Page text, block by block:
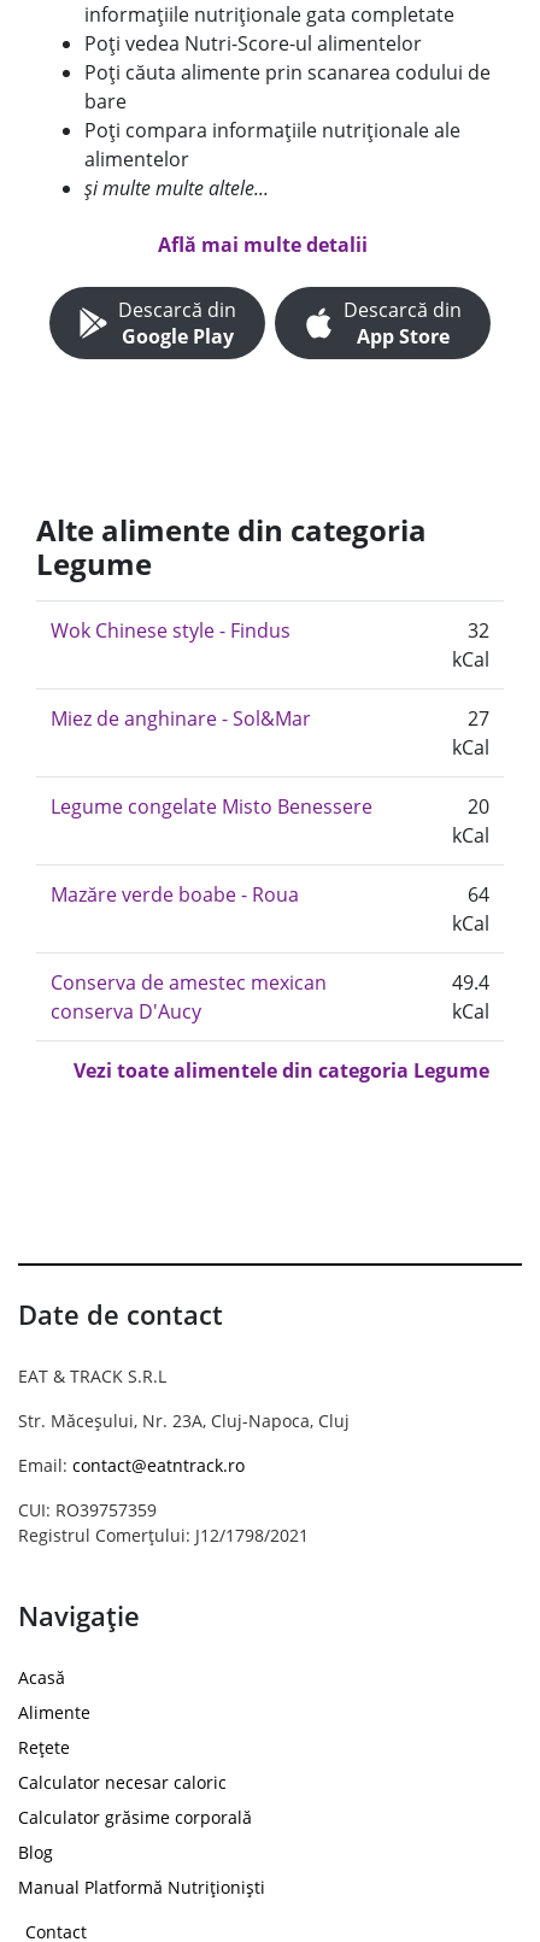
informațiile nutriționale gata completate
Poți vedea Nutri-Score-ul alimentelor
Poți căuta alimente prin scanarea codului de
bare
Poți compara informațiile nutriționale ale
alimentelor
și multe multe altele...
Află mai multe detalii
Descarcă din
Google Play
Descarcă din
App Store
Alte alimente din categoria
Legume
Wok Chinese style - Findus
32
kCal
Miez de anghinare - Sol&Mar
27
kCal
Legume congelate Misto Benessere
20
kCal
Mazăre verde boabe - Roua
64
kCal
Conserva de amestec mexican
conserva D'Aucy
49.4
kCal
Vezi toate alimentele din categoria Legume
Date de contact
EAT & TRACK S.R.L
Str. Măceșului, Nr. 23A, Cluj-Napoca, Cluj
Email: contact@eatntrack.ro
CUI: RO39757359
Registrul Comerțului: J12/1798/2021
Navigație
Acasă
Alimente
Rețete
Calculator necesar caloric
Calculator grăsime corporală
Blog
Manual Platformă Nutriționiști
Contact